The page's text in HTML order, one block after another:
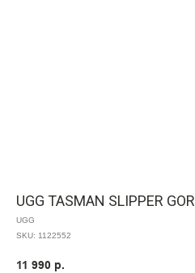
UGG TASMAN SLIPPER
UGG
SKU: 1122552
11 990 р.